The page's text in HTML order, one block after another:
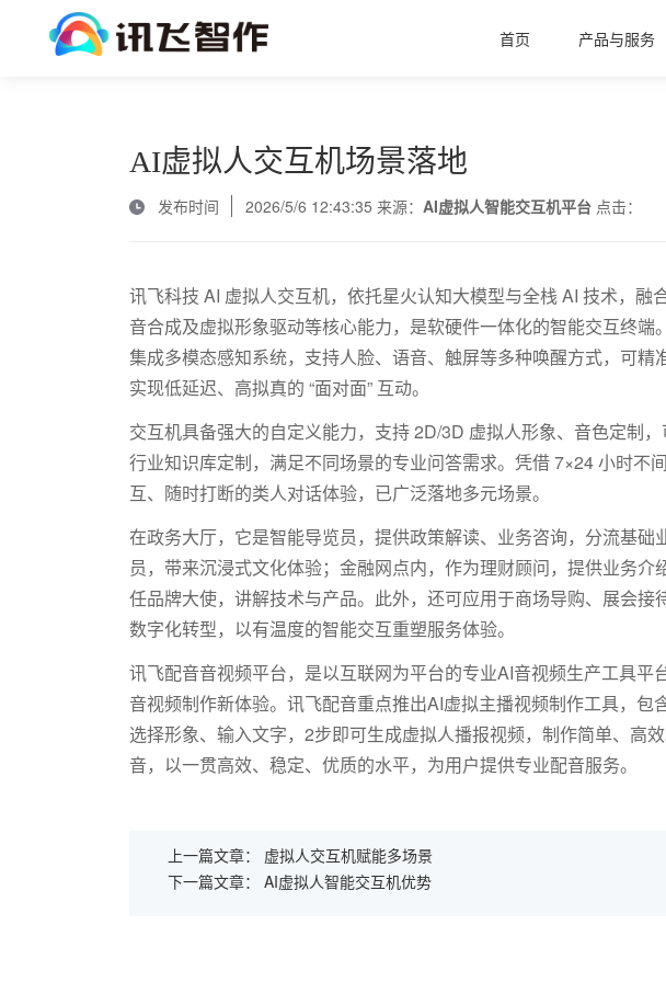
首页 产品与服务
AI虚拟人交互机场景落地
发布时间 2026/5/6 12:43:35 来源： AI虚拟人智能交互机平台点击：
讯飞科技 AI 虚拟人交互机，依托星火认知大模型与全栈AI 技术，融
音合成及虚拟形象驱动等核心能力，是软硬件一体化的智能交互终端
集成多模态感知系统，支持人脸、语音、触屏等多种唤醒方式，可精
实现低延迟、高拟真的 “面对面” 互动。
交互机具备强大的自定义能力，支持2D/3D 虚拟人形象、音色定制
行业知识库定制，满足不同场景的专业问答需求。凭借7×24小时不
互、随时打断的类人对话体验，已广泛落地多元场景。
在政务大厅，它是智能导览员，提供政策解读、业务咨询，分流基础
员，带来沉浸式文化体验；金融网点内，作为理财顾问，提供业务介
任品牌大使，讲解技术与产品。此外，还可应用于商场导购、展会接
数字化转型，以有温度的智能交互重塑服务体验。
讯飞配音音视频平台，是以互联网为平台的专业AI音视频生产工具平
音视频制作新体验。讯飞配音重点推出AI虚拟主播视频制作工具，包
选择形象、输入文字，2步即可生成虚拟人播报视频，制作简单、高
音，以一贯高效、稳定、优质的水平，为用户提供专业配音服务。
上一篇文章： 虚拟人交互机赋能多场景
下一篇文章： AI虚拟人智能交互机优势